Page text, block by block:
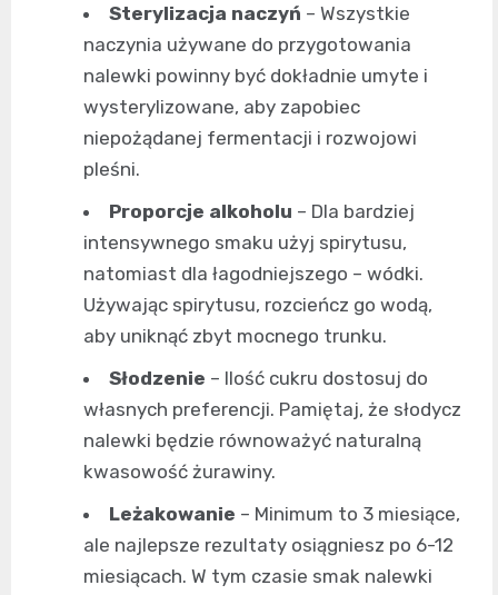
Sterylizacja naczyń – Wszystkie
naczynia używane do przygotowania
nalewki powinny być dokładnie umyte i
wysterylizowane, aby zapobiec
niepożądanej fermentacji i rozwojowi
pleśni.
Proporcje alkoholu – Dla bardziej
intensywnego smaku użyj spirytusu,
natomiast dla łagodniejszego – wódki.
Używając spirytusu, rozcieńcz go wodą,
aby uniknąć zbyt mocnego trunku.
Słodzenie – Ilość cukru dostosuj do
własnych preferencji. Pamiętaj, że słodycz
nalewki będzie równoważyć naturalną
kwasowość żurawiny.
Leżakowanie – Minimum to 3 miesiące,
ale najlepsze rezultaty osiągniesz po 6-12
miesiącach. W tym czasie smak nalewki